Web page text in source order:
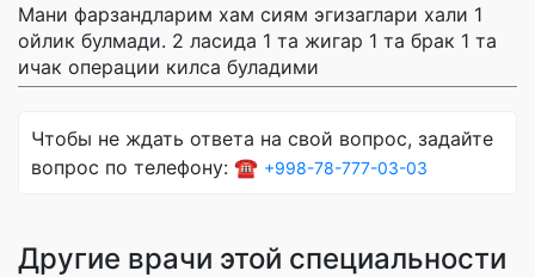
Мани фарзандларим хам сиям эгизаглари хали 1
ойлик булмади. 2 ласида 1 та жигар 1 та брак 1 та
ичак операции килса буладими
Чтобы не ждать ответа на свой вопрос, задайте
вопрос по телефону: ☎️ +998-78-777-03-03
Другие врачи этой специальности